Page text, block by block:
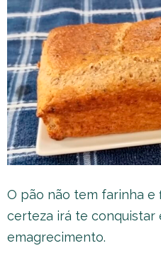
O pão não tem farinha e
certeza irá te
emagrecimento.